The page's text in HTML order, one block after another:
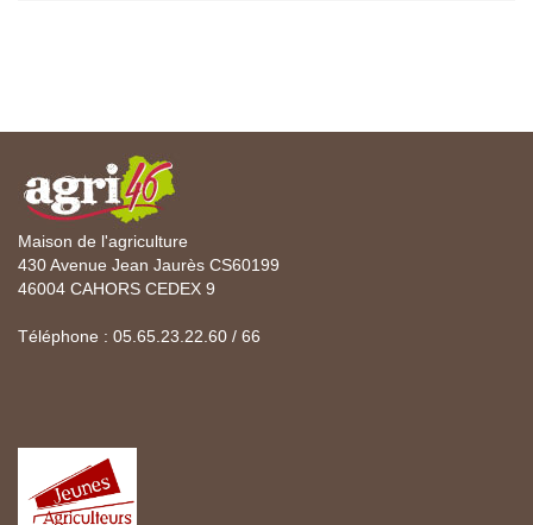
Maison de l'agriculture
430 Avenue Jean Jaurès CS60199
46004 CAHORS CEDEX 9
Téléphone : 05.65.23.22.60 / 66